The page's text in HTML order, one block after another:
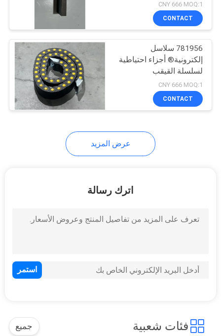
قطع غيار فولفو بنتا
47
أجزاء المحرك الكمون
أجزاء محرك سكانيا
CNY 666 MOQ:1
CONTACT
781956 سلاسل
إلكترونية® أجزاء احتياطية
لسلسلة القيقب
CNY 666 MOQ:1
CONTACT
عرض المزيد
اترك رسالة
فئات شعبية جميع